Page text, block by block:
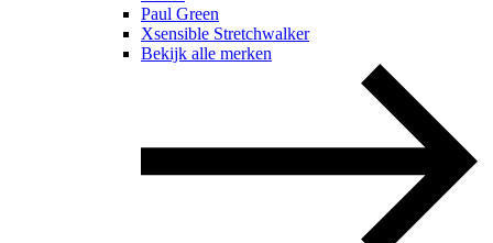
Paul Green
Xsensible Stretchwalker
Bekijk alle merken